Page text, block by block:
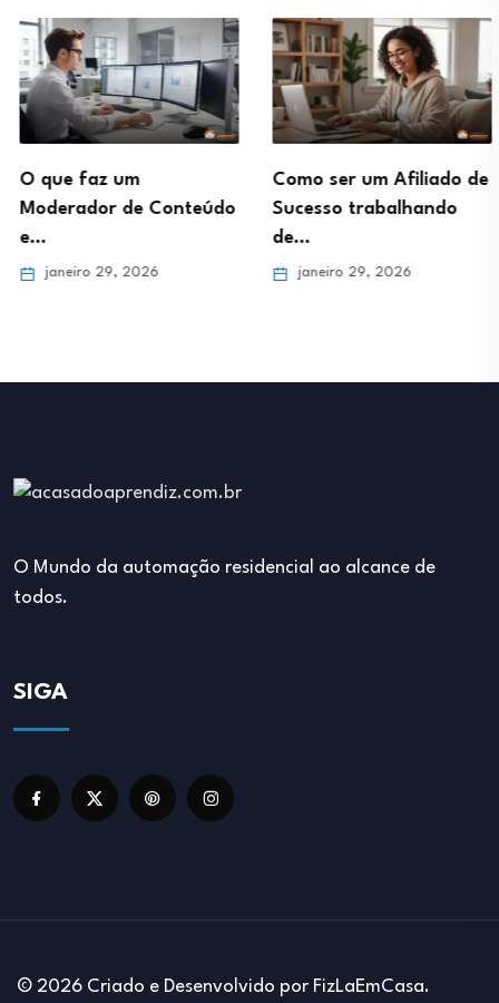
O que faz um
Moderador de Conteúdo
e…
janeiro 29, 2026
Como ser um Afiliado de
Sucesso trabalhando
de…
janeiro 29, 2026
O Mundo da automação residencial ao alcance de
todos.
SIGA
© 2026 Criado e Desenvolvido por FizLaEmCasa.